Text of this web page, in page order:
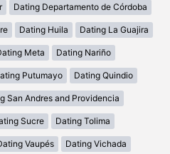
Dating Departamento de Córdoba
Dating Huila Dating La Guajira
Meta Dating Nariño
Putumayo Dating Quindio
San Andres and Providencia
Sucre Dating Tolima
Vaupés Dating Vichada